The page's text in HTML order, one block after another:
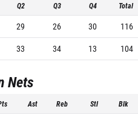
Q2 Q3 Q4 Total
29 26 30
116
33 34 13 104
Nets
Ast Reb Stl Blk